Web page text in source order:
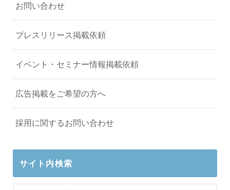
お問い合わせ
プレスリリース掲載依頼
イベント・セミナー情報掲載依頼
広告掲載をご希望の方へ
採用に関するお問い合わせ
サイト内検索